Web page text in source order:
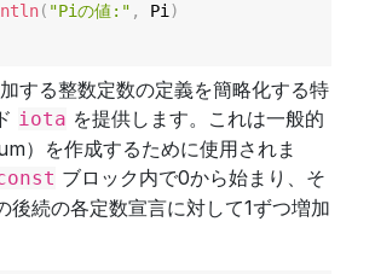
( "Piの値:" , Pi )
する整数定数の定義を簡略化する特
iota を提供します。これは一般的
）を作成するために使用されま
ブロック内で0から始まり、そ
後続の各定数宣言に対して1ずつ増加